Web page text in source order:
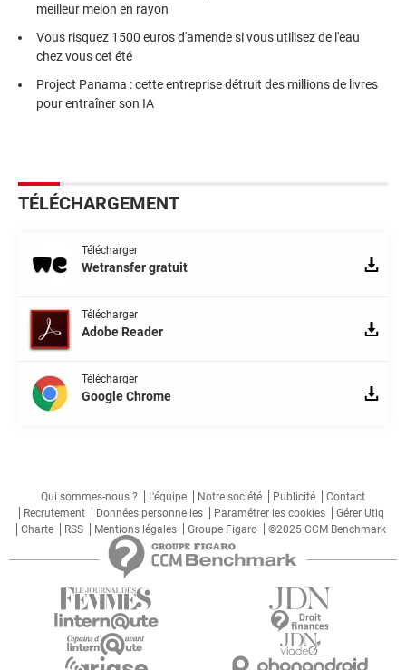
meilleur melon en rayon
Vous risquez 1500 euros d'amende si vous utilisez de l'eau
chez vous cet été
Project Panama : cette entreprise détruit des millions de livres
pour entraîner son IA
TÉLÉCHARGEMENT
Télécharger
Wetransfer gratuit
Télécharger
Adobe Reader
Télécharger
Google Chrome
Qui sommes-nous ? L'équipe Notre société Publicité
Contact
Recrutement
Données personnelles Paramétrer les cookies
Gérer Utiq
Charte
RSS Mentions légales Groupe Figaro ©2025 CCM Benchmark